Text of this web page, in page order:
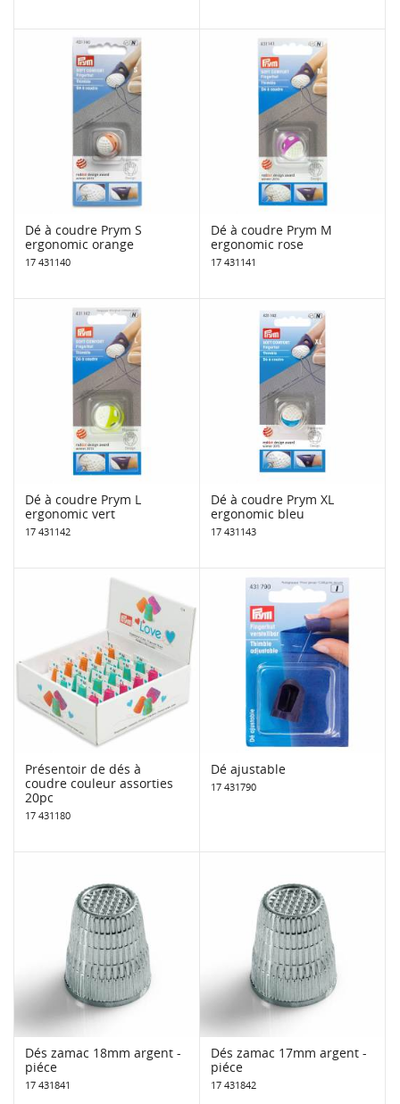
Dé à coudre Prym S
ergonomic orange
17 431140
Dé à coudre Prym M
ergonomic rose
17 431141
Dé à coudre Prym L
ergonomic vert
17 431142
Dé à coudre Prym XL
ergonomic bleu
17 431143
Présentoir de dés à
coudre couleur assorties
20pc
17 431180
Dé ajustable
17 431790
Dés zamac 18mm argent -
piéce
17 431841
Dés zamac 17mm argent -
piéce
17 431842